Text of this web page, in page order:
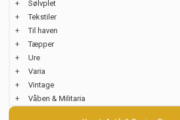
+
Sølvplet
+
Tekstiler
+
Til haven
+
Tæpper
+
Ure
+
Varia
+
Vintage
+
Våben & Militaria